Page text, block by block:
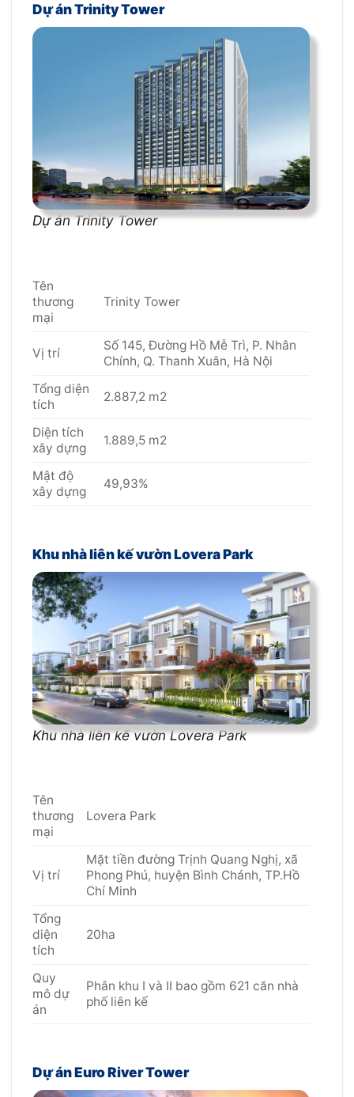
Dự án Trinity Tower
Dự án Trinity Tower
Tên
thương
mại
Trinity Tower
Vị trí
Số 145, Đường Hồ Mễ Trì, P. Nhân
Chính, Q. Thanh Xuân, Hà Nội
Tổng diện
tích
2.887,2 m2
Diện tích
xây dựng
1.889,5 m2
Mật độ
xây dựng
49,93%
Khu nhà liên kế vườn Lovera Park
Khu nhà liên kế vườn Lovera Park
Tên
thương
mại
Lovera Park
Vị trí
Mặt tiền đường Trịnh Quang Nghị, xã
Phong Phú, huyện Bình Chánh, TP.Hồ
Chí Minh
Tổng
diện
tích
20ha
Quy
mô dự
án
Phân khu I và II bao gồm 621 căn nhà
phố liên kế
Dự án Euro River Tower